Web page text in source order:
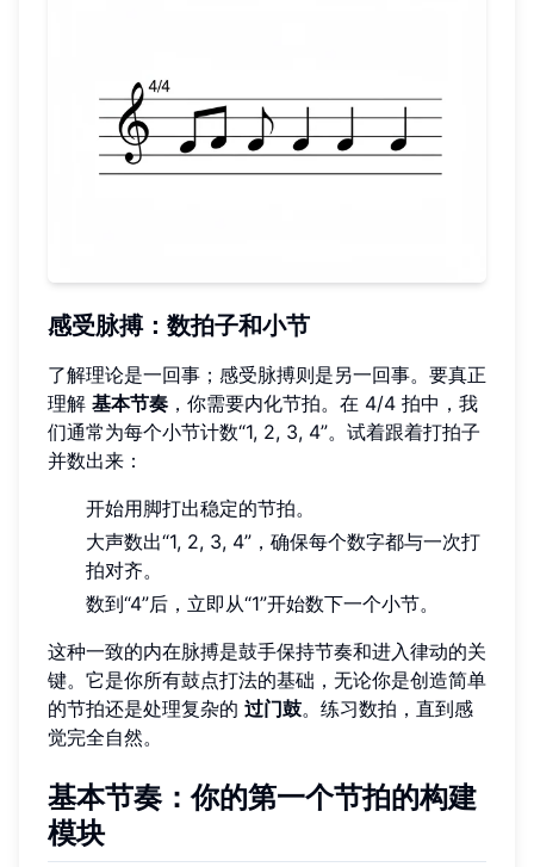
感受脉搏：数拍子和小节
了解理论是一回事；感受脉搏则是另一回事。要真正
理解 基本节奏 ，你需要内化节拍。在 4/4 拍中，我
们通常为每个小节计数“1, 2, 3, 4”。试着跟着打拍子
并数出来：
开始用脚打出稳定的节拍。
大声数出“1, 2, 3, 4”，确保每个数字都与一次打
拍对齐。
数到“4”后，立即从“1”开始数下一个小节。
这种一致的内在脉搏是鼓手保持节奏和进入律动的关
键。它是你所有鼓点打法的基础，无论你是创造简单
的节拍还是处理复杂的 过门鼓。练习数拍，直到感
觉完全自然。
基本节奏：你的第一个节拍的构建
模块